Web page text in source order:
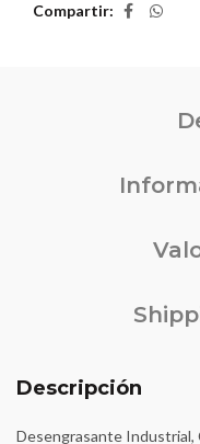
Compartir
Descripción
Desengrasante